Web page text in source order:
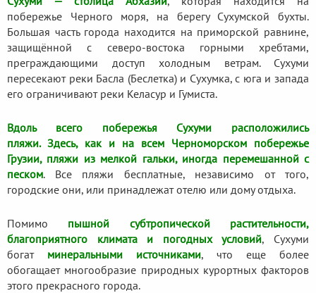
побережье Черного моря, на берегу Сухумской бухты.
Большая часть города находится на приморской равнине,
защищённой с северо-востока горными хребтами,
преграждающими доступ холодным ветрам. Сухуми
пересекают реки Басла (Беслетка) и Сухумка, с юга и запада
его ограничивают реки Келасур и Гумиста.
Вдоль всего побережья Сухуми расположились
пляжи. Здесь, как и на всем Черноморском побережье
Грузии, пляжи из мелкой гальки, иногда перемешанной с
песком. Все пляжи бесплатные, независимо от того,
городские они, или принадлежат отелю или дому отдыха.
Помимо пышной субтропической растительности,
благоприятного климата и погодных условий, Сухуми
богат минеральными источниками, что еще более
обогащает многообразие природных курортных факторов
этого прекрасного города.